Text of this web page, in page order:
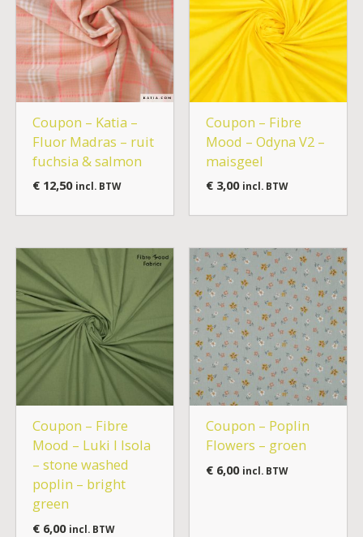
Coupon – Katia –
Fluor Madras – ruit
fuchsia & salmon
€12,50 incl. BTW
Coupon – Fibre
Mood – Odyna V2 –
maisgeel
€3,00 incl. BTW
Coupon – Fibre
Mood – Luki I Isola
– stone washed
poplin – bright
green
€6,00 incl. BTW
Coupon – Poplin
Flowers – groen
€6,00 incl. BTW